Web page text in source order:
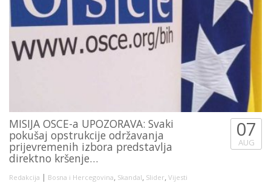
MISIJA OSCE-a UPOZORAVA: Svaki
pokušaj opstrukcije održavanja
prijevremenih izbora predstavlja
direktno kršenje…
Redakcija | Bosna i Hercegovina, Skandal, Slider, Vijesti
07
AUG